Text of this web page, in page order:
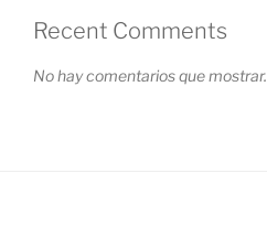
Recent Comments
No hay comentarios que mostrar.